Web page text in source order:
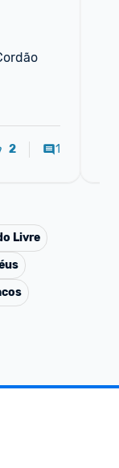
2 1
Livre